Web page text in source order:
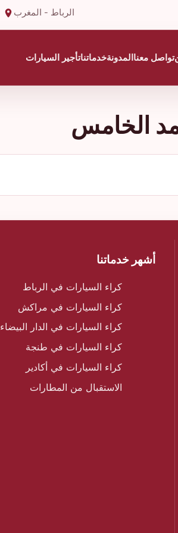
الرباط - المغرب
تواصل معنا المدونةخدماتناتأجير السيارات
الخامس
أشهر خدماتنا
كراء السيارات في الرباط
كراء السيارات في مراكش
كراء السيارات في الدار البيضاء
كراء السيارات في طنجة
كراء السيارات في أكادير
الاستقبال من المطارات